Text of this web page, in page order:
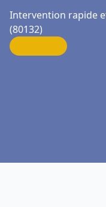
Intervention rapide
(80132)